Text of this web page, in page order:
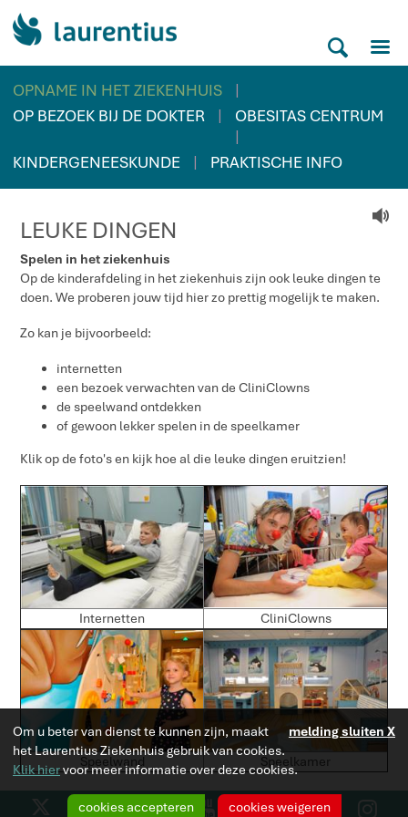
S M
OPNAME IN HET ZIEKENHUIS
|
OP BEZOEK BIJ DE DOKTER
|
OBESITAS CENTRUM
|
KINDERGENEESKUNDE
| PRAKTISCHE INFO
V
LEUKE DINGEN
Spelen in het ziekenhuis
Op de kinderafdeling in het ziekenhuis zijn ook leuke dingen te
doen. We proberen jouw tijd hier zo prettig mogelijk te maken.
Zo kan je bijvoorbeeld:
internetten
een bezoek verwachten van de CliniClowns
de speelwand ontdekken
of gewoon lekker spelen in de speelkamer
Klik op de foto's en kijk hoe al die leuke dingen eruitzien!
Internetten CliniClowns
Speelwand Speelkamer
F Y L
melding sluiten X
Om u beter van dienst te kunnen zijn, maakt
het Laurentius Ziekenhuis gebruik van cookies.
Klik hiervoor meer informatie over deze cookies.
cookies accepteren cookies weigeren